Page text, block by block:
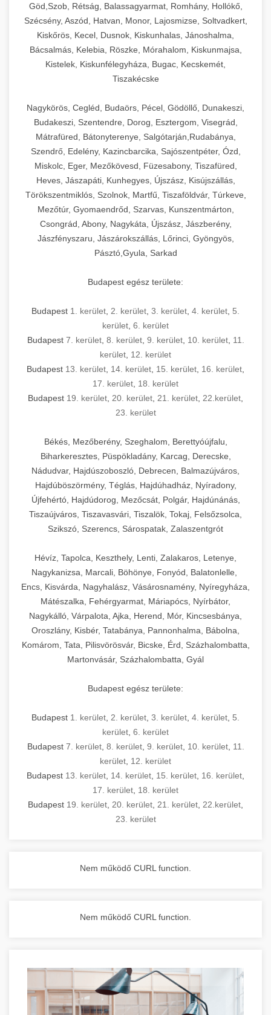
Göd,Szob, Rétság, Balassagyarmat, Romhány, Hollókő,
Szécsény, Aszód, Hatvan, Monor, Lajosmizse, Soltvadkert,
Kiskőrös, Kecel, Dusnok, Kiskunhalas, Jánoshalma,
Bácsalmás, Kelebia, Röszke, Mórahalom, Kiskunmajsa,
Kistelek, Kiskunfélegyháza, Bugac, Kecskemét,
Tiszakécske
Nagykörös, Cegléd, Budaörs, Pécel, Gödöllő, Dunakeszi,
Budakeszi, Szentendre, Dorog, Esztergom, Visegrád,
Mátrafüred, Bátonyterenye, Salgótarján,Rudabánya,
Szendrő, Edelény, Kazincbarcika, Sajószentpéter, Ózd,
Miskolc, Eger, Mezőkövesd, Füzesabony, Tiszafüred,
Heves, Jászapáti, Kunhegyes, Újszász, Kisújszállás,
Törökszentmiklós, Szolnok, Martfű, Tiszaföldvár, Túrkeve,
Mezőtúr, Gyomaendrőd, Szarvas, Kunszentmárton,
Csongrád, Abony, Nagykáta, Újszász, Jászberény,
Jászfényszaru, Jászárokszállás, Lőrinci, Gyöngyös,
Pásztó,Gyula, Sarkad
Budapest egész területe:
Budapest 1. kerület 2. kerület 3. kerület 4. kerület 5.
kerület 6. kerület
Budapest 7. kerület, 8. kerület, 9. kerület, 10. kerület, 11.
kerület 12. kerület
Budapest 13. kerület 14. kerület 15. kerület 16. kerület
17. kerület 18. kerület
Budapest 19. kerület 20. kerület 21. kerület 22.kerület
23. kerület
Békés, Mezőberény, Szeghalom, Berettyóújfalu,
Biharkeresztes, Püspökladány, Karcag, Derecske,
Nádudvar, Hajdúszoboszló, Debrecen, Balmazújváros,
Hajdúböszörmény, Téglás, Hajdúhadház, Nyíradony,
Újfehértó, Hajdúdorog, Mezőcsát, Polgár, Hajdúnánás,
Tiszaújváros, Tiszavasvári, Tiszalök, Tokaj, Felsőzsolca,
Szikszó, Szerencs, Sárospatak, Zalaszentgrót
Hévíz, Tapolca, Keszthely, Lenti, Zalakaros, Letenye,
Nagykanizsa, Marcali, Böhönye, Fonyód, Balatonlelle,
Encs, Kisvárda, Nagyhalász, Vásárosnamény, Nyíregyháza,
Mátészalka, Fehérgyarmat, Máriapócs, Nyírbátor,
Nagykálló, Várpalota, Ajka, Herend, Mór, Kincsesbánya,
Oroszlány, Kisbér, Tatabánya, Pannonhalma, Bábolna,
Komárom, Tata, Pilisvörösvár, Bicske, Érd, Százhalombatta,
Martonvásár, Százhalombatta, Gyál
Budapest egész területe:
Budapest 1. kerület 2. kerület 3. kerület 4. kerület 5.
kerület 6. kerület
Budapest 7. kerület, 8. kerület, 9. kerület, 10. kerület, 11.
kerület 12. kerület
Budapest 13. kerület 14. kerület 15. kerület 16. kerület
17. kerület 18. kerület
Budapest 19. kerület 20. kerület 21. kerület 22.kerület
23. kerület
Nem működő CURL function.
Nem működő CURL function.